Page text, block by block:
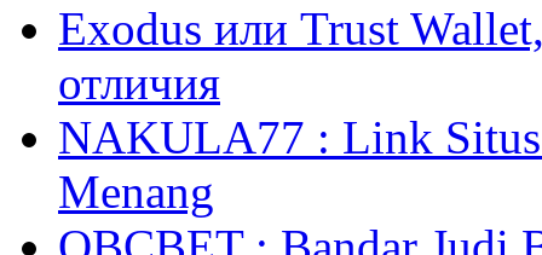
Exodus или Trust
отличия
NAKULA77 : Link Situs
Menang